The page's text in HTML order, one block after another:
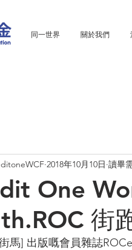
同一世界 關於我們
One
街
2018年10月10日 讀畢
馬] 出版嘅會員雜誌